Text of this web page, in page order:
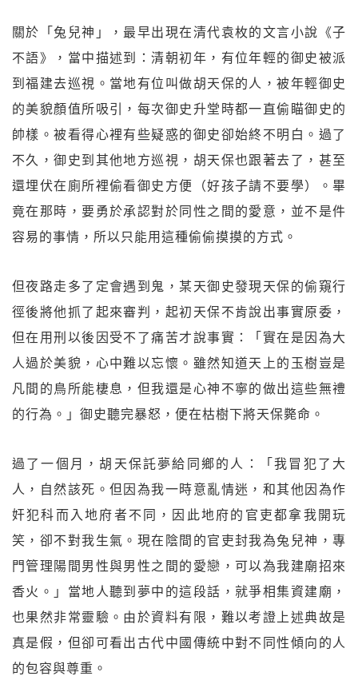
關於「兔兒神」，最早出現在清代袁枚的文言小說《子
不語》，當中描述到：清朝初年，有位年輕的御史被派
到福建去巡視。當地有位叫做胡天保的人，被年輕御史
的美貌顏值所吸引，每次御史升堂時都一直偷瞄御史的
帥樣。被看得心裡有些疑惑的御史卻始終不明白。過了
不久，御史到其他地方巡視，胡天保也跟著去了，甚至
還埋伏在廁所裡偷看御史方便（好孩子請不要學）。畢
竟在那時，要勇於承認對於同性之間的愛意，並不是件
容易的事情，所以只能用這種偷偷摸摸的方式。
但夜路走多了定會遇到鬼，某天御史發現天保的偷窺行
徑後將他抓了起來審判，起初天保不肯說出事實原委，
但在用刑以後因受不了痛苦才說事實：「實在是因為大
人過於美貌，心中難以忘懷。雖然知道天上的玉樹豈是
凡間的鳥所能棲息，但我還是心神不寧的做出這些無禮
的行為。」御史聽完暴怒，便在枯樹下將天保斃命。
過了一個月，胡天保託夢給同鄉的人：「我冒犯了大
人，自然該死。但因為我一時意亂情迷，和其他因為作
奸犯科而入地府者不同，因此地府的官吏都拿我開玩
笑，卻不對我生氣。現在陰間的官吏封我為兔兒神，專
門管理陽間男性與男性之間的愛戀，可以為我建廟招來
香火。」當地人聽到夢中的這段話，就爭相集資建廟，
也果然非常靈驗。由於資料有限，難以考證上述典故是
真是假，但卻可看出古代中國傳統中對不同性傾向的人
的包容與尊重。